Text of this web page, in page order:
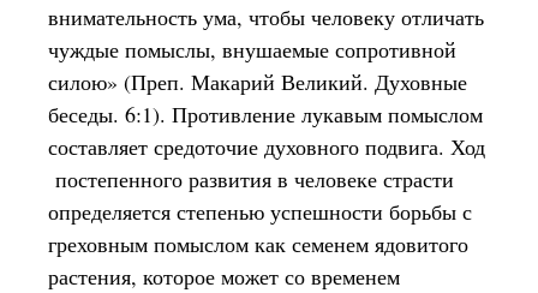
внимательность ума, чтобы человеку отличать
чуждые помыслы, внушаемые сопротивной
силою» (Преп. Макарий Великий. Духовные
беседы. 6:1). Противление лукавым помыслом
составляет средоточие духовного подвига. Ход
постепенного развития в человеке страсти
определяется степенью успешности борьбы с
греховным помыслом как семенем ядовитого
растения, которое может со временем